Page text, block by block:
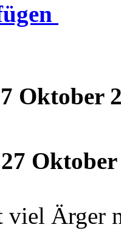
Oktober
Oktober
viel Ärger